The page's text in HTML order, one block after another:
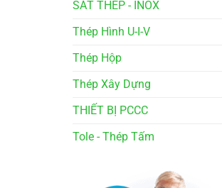
SẮT THÉP - INOX
Thép Hình U-I-V
Thép Hộp
Thép Xây Dựng
THIẾT BỊ PCCC
Tole - Thép Tấm